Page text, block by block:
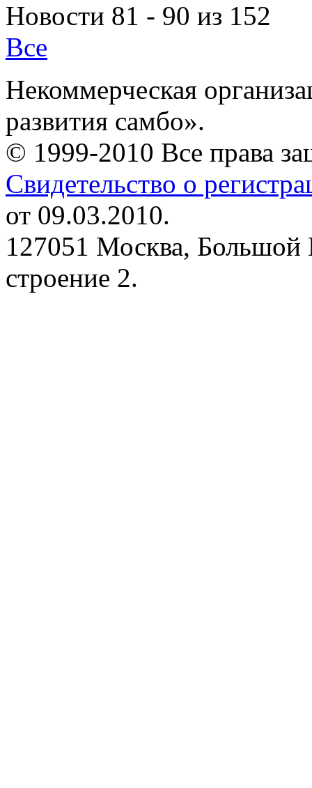
Новости 81 - 90 из 152
Все
Некоммерческая
развития самбо».
© 1999-2010 Все права
Свидетельство о
от 09.03.2010.
127051 Москва, Большой
строение 2.